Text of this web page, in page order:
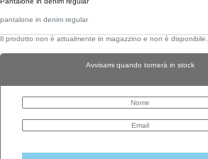
pantalone in denim regular
Il prodotto non è attualmente in magazzino e non è disponibile.
Avvisami quando tornerà in stock